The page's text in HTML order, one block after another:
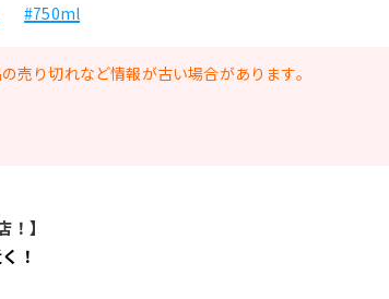
#750ml
売り切れなど情報が古い場合があります。
】
！